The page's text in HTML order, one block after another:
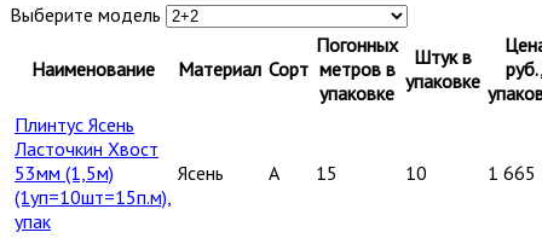
Выберите модель
Наименование Материал Сорт
Погонных
метров в
упаковке
Штук в
упаковке
Плинтус Ясень
Ласточкин Хвост
53мм (1,5м)
(1уп=10шт=15п.м),
упак
Ясень A 15 10 1 665